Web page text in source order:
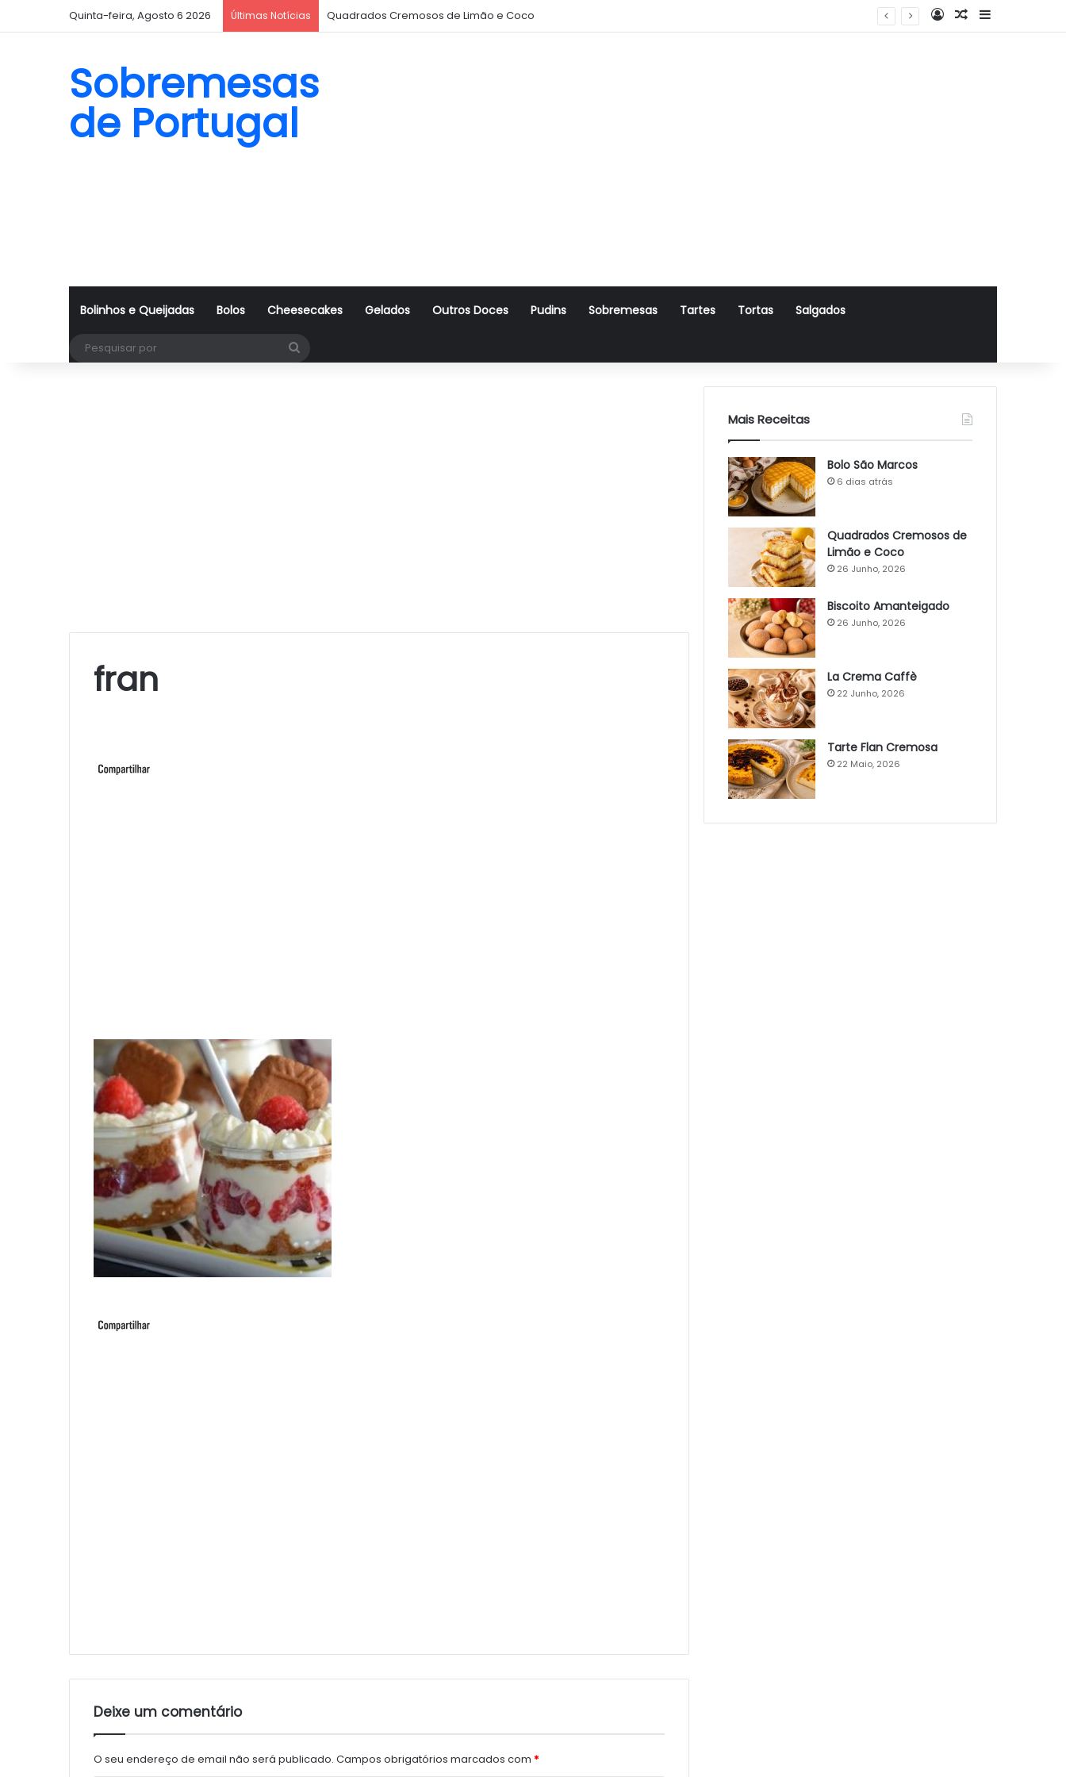
Quinta-feira, Agosto 6 2026 Últimas Notícias Quadrados Cremosos de Limão e Coco Log InArtigo Aleatório
Sidebar
Sobremesas
de Portugal
Bolinhos e Queijadas Bolos Cheesecakes Gelados Outros Doces Pudins Sobremesas Tartes Tortas Salgados
fran
Deixe um comentário
O seu endereço de email não será publicado. Campos obrigatórios marcados com *
Mais Receitas
Bolo São Marcos
6 dias atrás
Quadrados Cremosos de
Limão e Coco
26 Junho, 2026
Biscoito Amanteigado
26 Junho, 2026
La Crema Caffè
22 Junho, 2026
Tarte Flan Cremosa
22 Maio, 2026